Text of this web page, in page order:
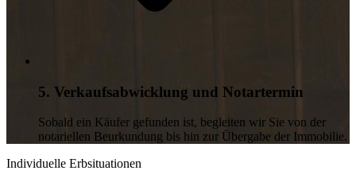
5. Verkaufsabwicklung und Notartermin
Sobald ein Käufer gefunden ist, begleiten wir Sie von der
notariellen Beurkundung bis hin zur Übergabe der Immobilie.
Individuelle Erbsituationen